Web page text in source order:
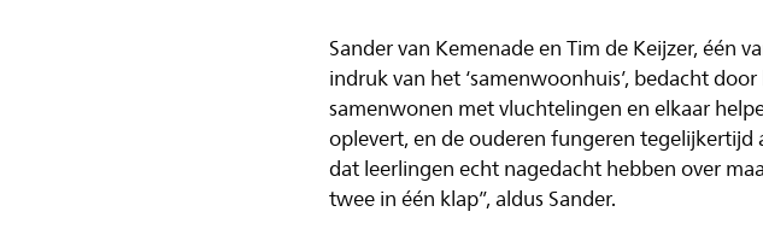
Sander van Kemenade en Tim de Keijzer, één
indruk van het ‘samenwoonhuis’, bedacht
samenwonen met vluchtelingen en elkaar
oplevert, en de ouderen fungeren
dat leerlingen echt nagedacht hebben over
twee in één klap”, aldus Sander.